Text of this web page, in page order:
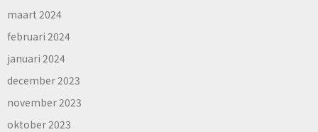
maart 2024
februari 2024
januari 2024
december 2023
november 2023
oktober 2023